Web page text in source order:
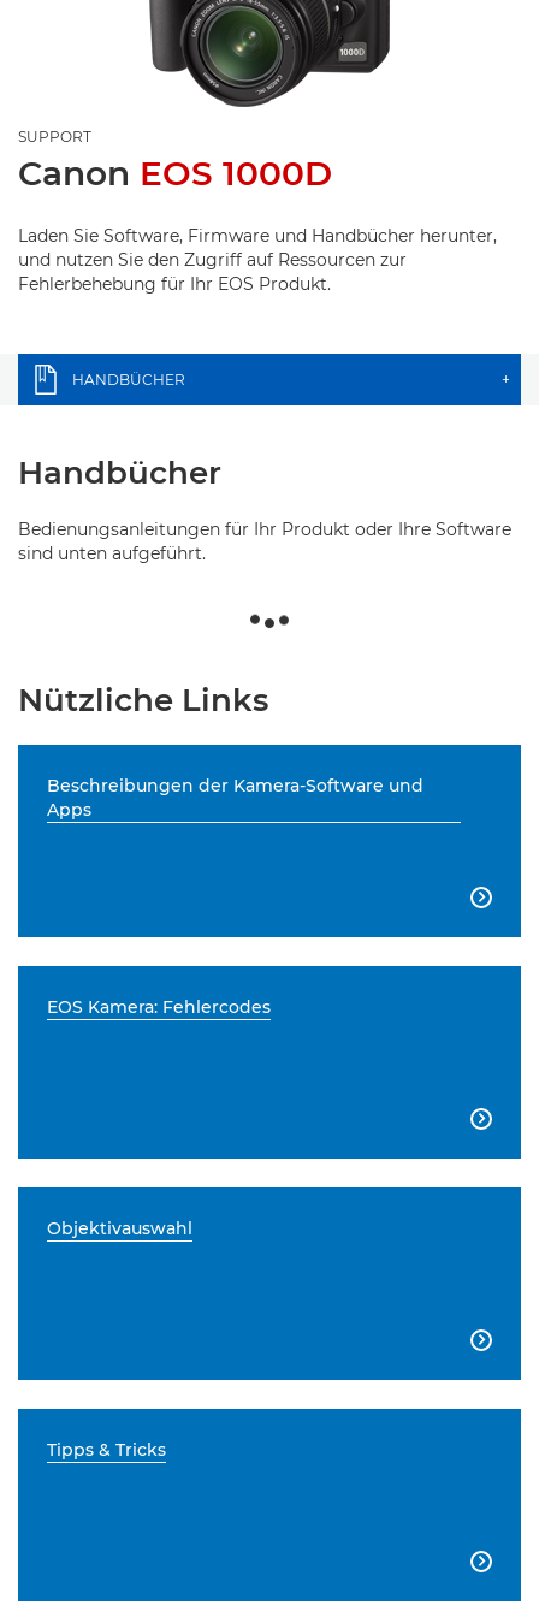
SUPPORT
Canon EOS 1000D
Laden Sie Software, Firmware und Handbücher herunter,
und nutzen Sie den Zugriff auf Ressourcen zur
Fehlerbehebung für Ihr EOS Produkt.
HANDBÜCHER +
Handbücher
Bedienungsanleitungen für Ihr Produkt oder Ihre Software
sind unten aufgeführt.
Nützliche Links
Beschreibungen der Kamera-Software und
Apps

EOS Kamera: Fehlercodes

Objektivauswahl

Tipps & Tricks
